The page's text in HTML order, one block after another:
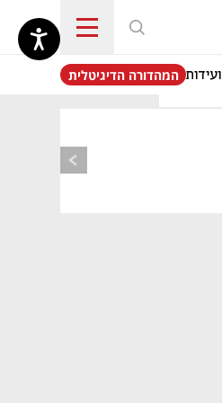
ועידות
נפתח בכרטיסייה חדשה
המהדורה הדיגיטלית